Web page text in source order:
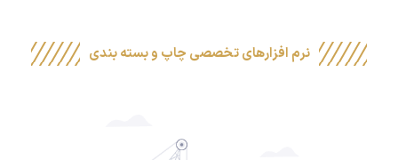
نرم افزارهای تخصصی چاپ و بسته بندی